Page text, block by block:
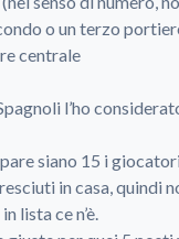
o un terzo
centrale
l’ho
siano 15 i
in casa, quindi
lista ce n’è.